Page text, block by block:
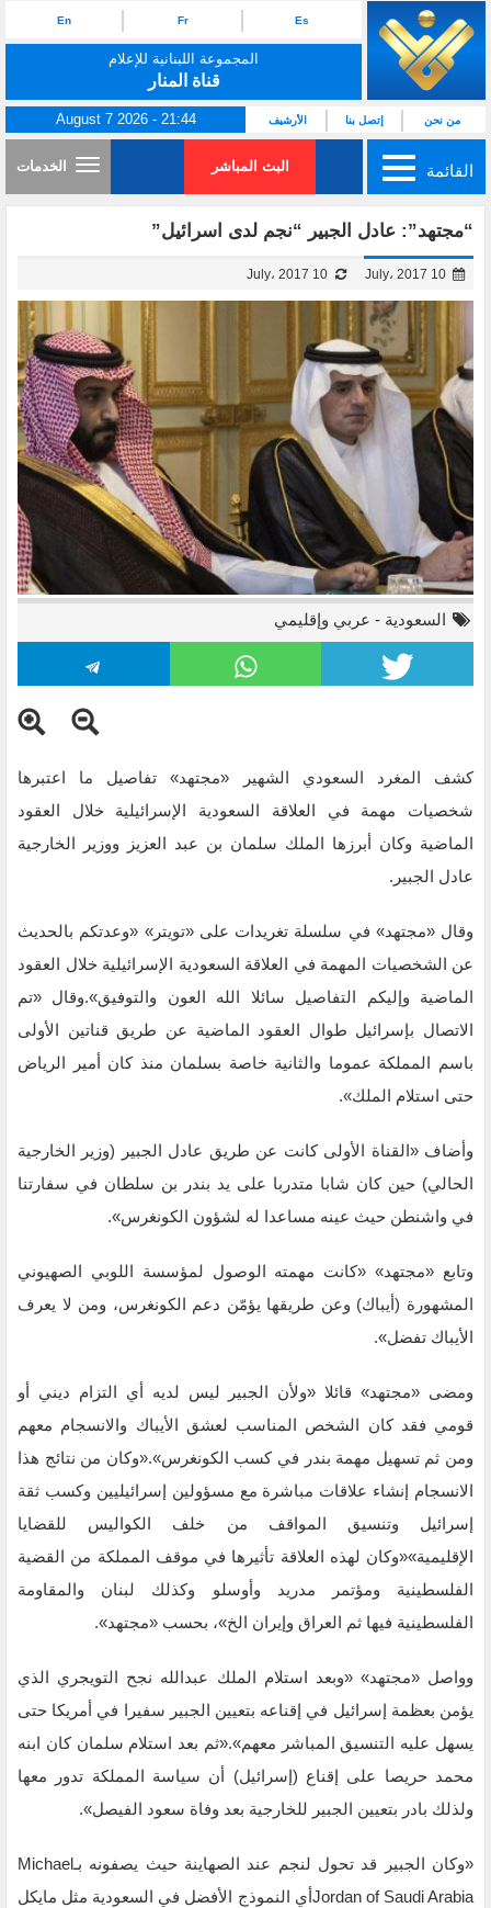
Es
Fr
En
المجموعة اللبنانية للإعلام
قناة المنار
من نحن إتصل بنا الأرشيف August 7 2026 - 21:44
القائمة البث المباشر الخدمات
“مجتهد”: عادل الجبير “نجم لدى اسرائيل”
السعودية - عربي وإقليمي
كشف المغرد السعودي الشهير «مجتهد» تفاصيل ما اعتبرها
شخصيات مهمة في العلاقة السعودية الإسرائيلية خلال العقود
الماضية وكان أبرزها الملك سلمان بن عبد العزيز ووزير الخارجية
عادل الجبير.
وقال «مجتهد» في سلسلة تغريدات على «تويتر» «وعدتكم بالحديث
عن الشخصيات المهمة في العلاقة السعودية الإسرائيلية خلال العقود
الماضية وإليكم التفاصيل سائلا الله العون والتوفيق».وقال «تم
الاتصال بإسرائيل طوال العقود الماضية عن طريق قناتين الأولى
باسم المملكة عموما والثانية خاصة بسلمان منذ كان أمير الرياض
حتى استلام الملك».
وأضاف «القناة الأولى كانت عن طريق عادل الجبير (وزير الخارجية
الحالي) حين كان شابا متدربا على يد بندر بن سلطان في سفارتنا
في واشنطن حيث عينه مساعدا له لشؤون الكونغرس».
وتابع «مجتهد» «كانت مهمته الوصول لمؤسسة اللوبي الصهيوني
المشهورة (أيباك) وعن طريقها يؤمّن دعم الكونغرس، ومن لا يعرف
الأيباك تفضل».
ومضى «مجتهد» قائلا «ولأن الجبير ليس لديه أي التزام ديني أو
قومي فقد كان الشخص المناسب لعشق الأيباك والانسجام معهم
ومن ثم تسهيل مهمة بندر في كسب الكونغرس».«وكان من نتائج هذا
الانسجام إنشاء علاقات مباشرة مع مسؤولين إسرائيليين وكسب ثقة
إسرائيل وتنسيق المواقف من خلف الكواليس للقضايا
الإقليمية»«وكان لهذه العلاقة تأثيرها في موقف المملكة من القضية
الفلسطينية ومؤتمر مدريد وأوسلو وكذلك لبنان والمقاومة
الفلسطينية فيها ثم العراق وإيران الخ»، بحسب «مجتهد».
وواصل «مجتهد» «وبعد استلام الملك عبدالله نجح التويجري الذي
يؤمن بعظمة إسرائيل في إقناعه بتعيين الجبير سفيرا في أمريكا حتى
يسهل عليه التنسيق المباشر معهم».«ثم بعد استلام سلمان كان ابنه
محمد حريصا على إقناع (إسرائيل) أن سياسة المملكة تدور معها
ولذلك بادر بتعيين الجبير للخارجية بعد وفاة سعود الفيصل».
«وكان الجبير قد تحول لنجم عند الصهاينة حيث يصفونه بـMichael
Jordan of Saudi Arabiaأي النموذج الأفضل في السعودية مثل مايكل